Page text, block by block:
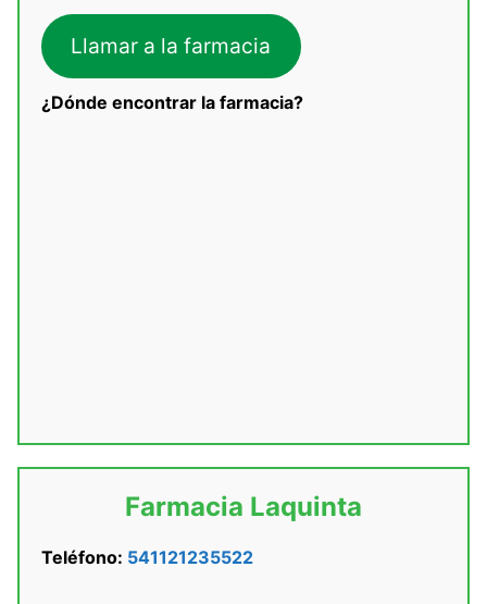
Llamar a la farmacia
¿Dónde encontrar la farmacia?
Farmacia Laquinta
Teléfono: 541121235522